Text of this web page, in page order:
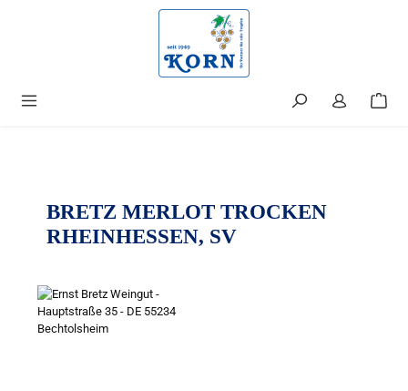
BRETZ MERLOT TROCKEN
RHEINHESSEN, SV